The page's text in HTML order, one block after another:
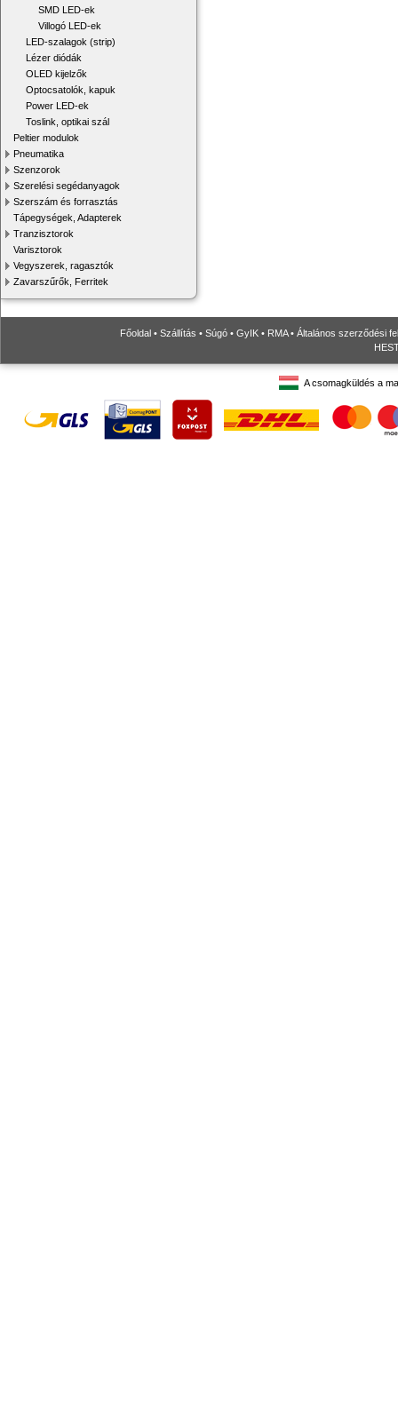
SMD LED-ek
Villogó LED-ek
LED-szalagok (strip)
Lézer diódák
OLED kijelzők
Optocsatolók, kapuk
Power LED-ek
Toslink, optikai szál
Peltier modulok
Pneumatika
Szenzorok
Szerelési segédanyagok
Szerszám és forrasztás
Tápegységek, Adapterek
Tranzisztorok
Varisztorok
Vegyszerek, ragasztók
Zavarszűrők, Ferritek
Főoldal • Szállítás • Súgó • GyIK • RMA• Általános szerződési
A csomagküldés a